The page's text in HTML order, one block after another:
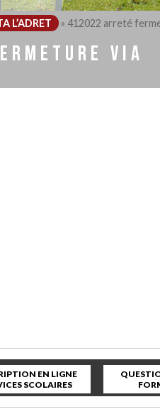
L’ADRET » 412022 arreté
VIA
EN LIGNE
SCOLAIRES